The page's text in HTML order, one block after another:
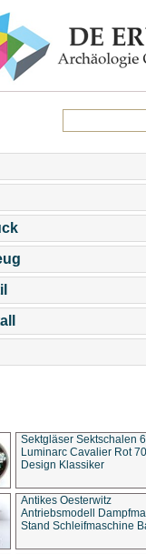
Sektgläser Sektschalen
Luminarc Cavalier Rot
Design Klassiker
Antikes Oesterwitz
Antriebsmodell
Stand Schleifmaschine